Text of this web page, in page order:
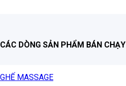
CÁC DÒNG SẢN PHẨM BÁN CHẠY
GHẾ MASSAGE